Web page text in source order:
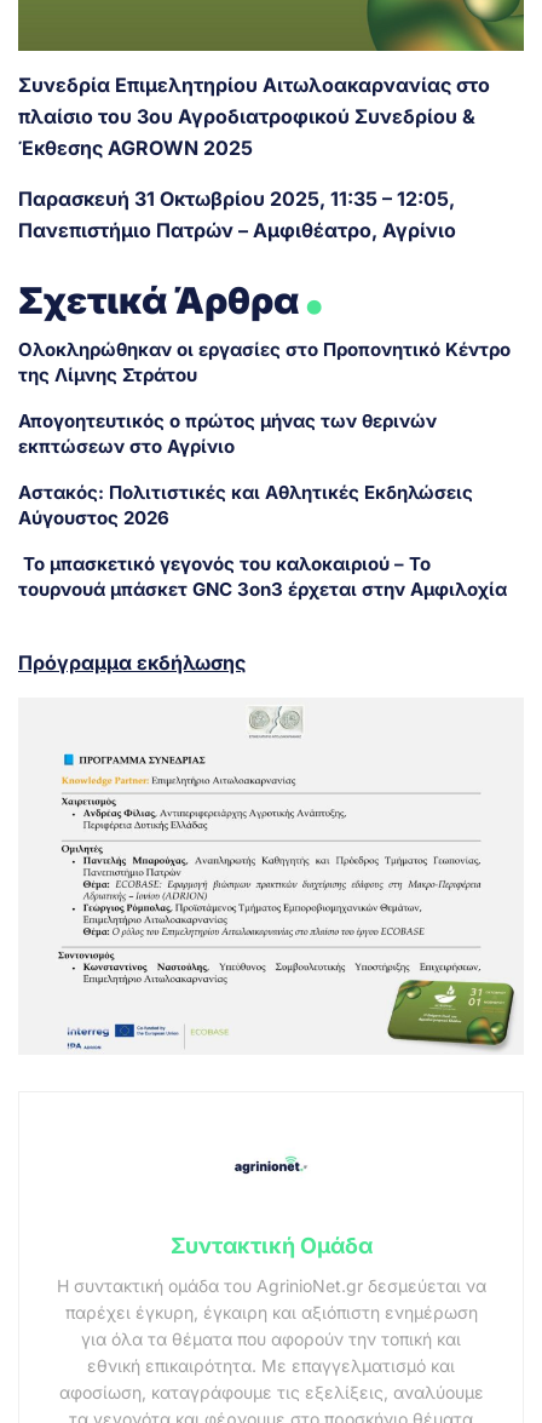
Συνεδρία Επιμελητηρίου Αιτωλοακαρνανίας στο
πλαίσιο του 3ου Αγροδιατροφικού Συνεδρίου &
Έκθεσης AGROWN 2025
Παρασκευή 31 Οκτωβρίου 2025, 11:35 – 12:05,
Πανεπιστήμιο Πατρών – Αμφιθέατρο, Αγρίνιο
Σχετικά Άρθρα.
Ολοκληρώθηκαν οι εργασίες στο Προπονητικό Κέντρο
της Λίμνης Στράτου
Απογοητευτικός ο πρώτος μήνας των θερινών
εκπτώσεων στο Αγρίνιο
Αστακός: Πολιτιστικές και Αθλητικές Εκδηλώσεις
Αύγουστος 2026
Το μπασκετικό γεγονός του καλοκαιριού – Το
τουρνουά μπάσκετ GNC 3on3 έρχεται στην Αμφιλοχία
Πρόγραμμα εκδήλωσης
Συντακτική Ομάδα
Η συντακτική ομάδα του AgrinioNet.gr δεσμεύεται να
παρέχει έγκυρη, έγκαιρη και αξιόπιστη ενημέρωση
για όλα τα θέματα που αφορούν την τοπική και
εθνική επικαιρότητα. Με επαγγελματισμό και
αφοσίωση, καταγράφουμε τις εξελίξεις, αναλύουμε
τα γεγονότα και φέρνουμε στο προσκήνιο θέματα